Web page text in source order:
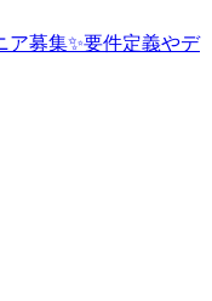
募集✨要件定義やデ